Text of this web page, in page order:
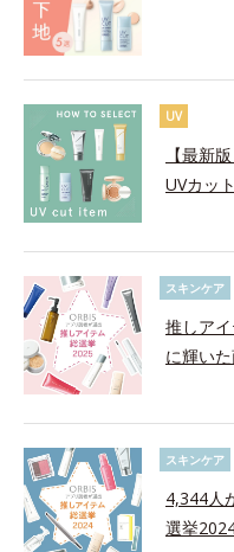
UV
【最新
UVカッ
スキンケア
推しア
に輝い
スキンケア
4,344人
選挙